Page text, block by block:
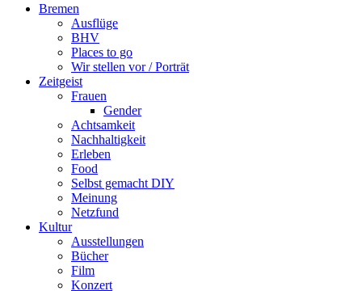
Bremen
Ausflüge
BHV
Places to go
Wir stellen vor / Porträt
Zeitgeist
Frauen
Gender
Achtsamkeit
Nachhaltigkeit
Erleben
Food
Selbst gemacht DIY
Meinung
Netzfund
Kultur
Ausstellungen
Bücher
Film
Konzert